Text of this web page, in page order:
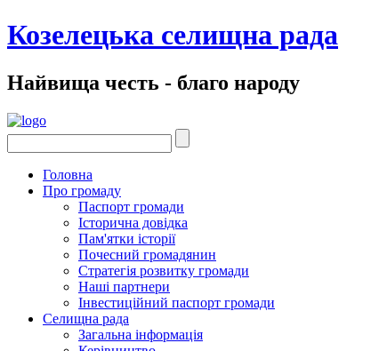
Козелецька селищна рада
Найвища честь - благо народу
Головна
Про громаду
Паспорт громади
Історична довідка
Пам'ятки історії
Почесний громадянин
Стратегія розвитку громади
Наші партнери
Інвестиційний паспорт громади
Селищна рада
Загальна інформація